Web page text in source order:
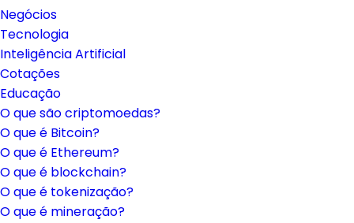
Mercado
Política
Negócios
Tecnologia
Inteligência Artificial
Cotações
Educação
O que são criptomoedas?
O que é Bitcoin?
O que é Ethereum?
O que é blockchain?